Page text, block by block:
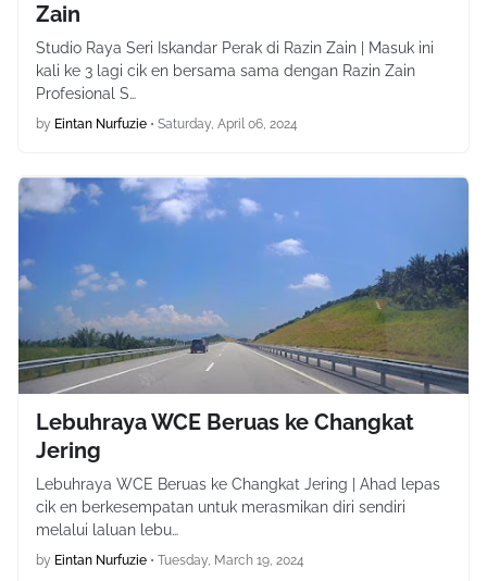
Zain
Studio Raya Seri Iskandar Perak di Razin Zain | Masuk ini
kali ke 3 lagi cik en bersama sama dengan Razin Zain
Profesional S…
by Eintan Nurfuzie • Saturday, April 06, 2024
Lebuhraya WCE Beruas ke Changkat
Jering
Lebuhraya WCE Beruas ke Changkat Jering | Ahad lepas
cik en berkesempatan untuk merasmikan diri sendiri
melalui laluan lebu…
by Eintan Nurfuzie • Tuesday, March 19, 2024